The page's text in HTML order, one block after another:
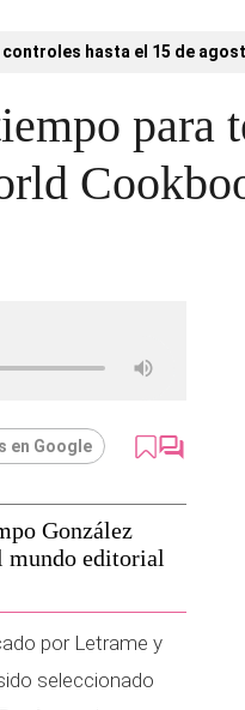
hasta el 15 de
para
en Google
González
mundo editorial
por Letrame y
seleccionado